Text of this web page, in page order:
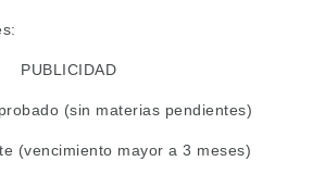
PUBLICIDAD
(sin materias pendientes)
(vencimiento mayor a 3 meses)